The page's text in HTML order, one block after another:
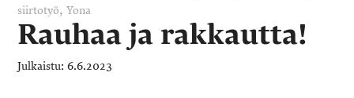
siirtotyö,Yona
Rauhaa ja rakkautta!
6.6.2023